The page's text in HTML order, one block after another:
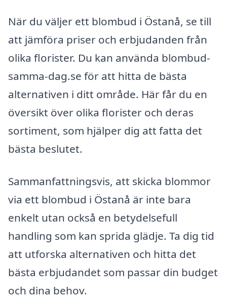
När du väljer ett blombud i Östanå, se till
att jämföra priser och erbjudanden från
olika florister. Du kan använda blombud-
samma-dag.se för att hitta de bästa
alternativen i ditt område. Här får du en
översikt över olika florister och deras
sortiment, som hjälper dig att fatta det
bästa beslutet.
Sammanfattningsvis, att skicka blommor
via ett blombud i Östanå är inte bara
enkelt utan också en betydelsefull
handling som kan sprida glädje. Ta dig tid
att utforska alternativen och hitta det
bästa erbjudandet som passar din budget
och dina behov.